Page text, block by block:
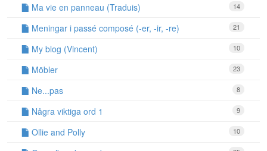
14
Ma vie en panneau (Traduis)
21
Meningar i passé composé (-er, -ir, -re)
10
My blog (Vincent)
23
Möbler
8
Ne...pas
9
Några viktiga ord 1
10
Ollie and Polly